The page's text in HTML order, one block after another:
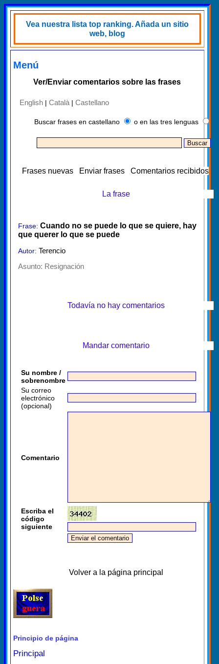
Vea nuestra lista top ranking. Añada un sitio
web, blog
Menú
Ver/Enviar comentarios sobre las frases
English | Català | Castellano
Buscar frases en castellano o en las tres lenguas
Frases nuevas Enviar frases Comentarios recibidos
La frase
Frase: Cuando no se puede lo que se quiere, hay
que querer lo que se puede
Autor: Terencio
Asunto: Resignación
Todavía no hay comentarios
Mandar comentario
Su nombre /
sobrenombre
Su correo
electrónico
(opcional)
Comentario
Escriba el
código
siguiente
Volver a la página principal
Principio de página
Principal